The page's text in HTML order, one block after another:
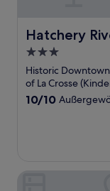
Hatchery
Hatchery
3.0-
Sterne-
Unterkunft
Historic
of La Crosse
10.0
10/10